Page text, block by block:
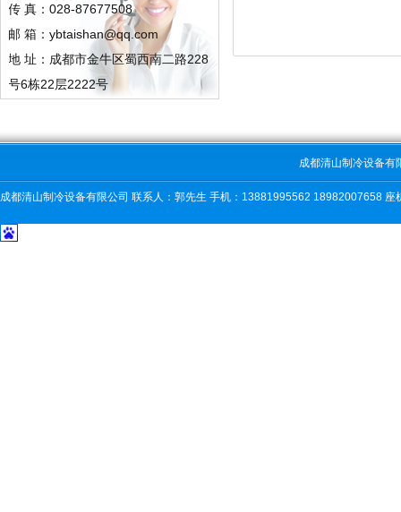
传 真：028-87677508
邮 箱：ybtaishan@qq.com
地 址：成都市金牛区蜀西南二路228
号6栋22层2222号
成都清山制冷设备
成都清山制冷设备有限公司 联系人：郭先生 手机：13881995562 18982007658